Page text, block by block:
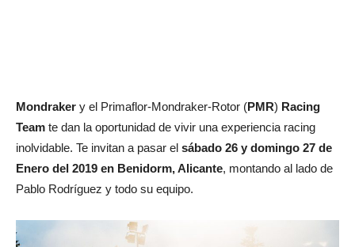
Mondraker y el Primaflor-Mondraker-Rotor (PMR) Racing
Team te dan la oportunidad de vivir una experiencia racing
inolvidable. Te invitan a pasar el sábado 26 y domingo 27 de
Enero del 2019 en Benidorm, Alicante, montando al lado de
Pablo Rodríguez y todo su equipo.